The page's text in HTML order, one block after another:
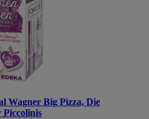
Wagner Big Pizza, Die
Piccolinis